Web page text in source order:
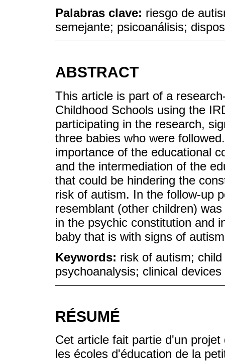
Palabras clave: riesgo de
semejante; psicoanálisis;
ABSTRACT
This article is part of a
Childhood Schools using the
participating in the research,
three babies who were
importance of the educational
and the intermediation of the
that could be hindering the
risk of autism. In the follow-up
resemblant (other children)
in the psychic constitution and
baby that is with signs of
Keywords: risk of autism;
psychoanalysis; clinical devices
RÉSUMÉ
Cet article fait partie d'un
les écoles d'éducation de la